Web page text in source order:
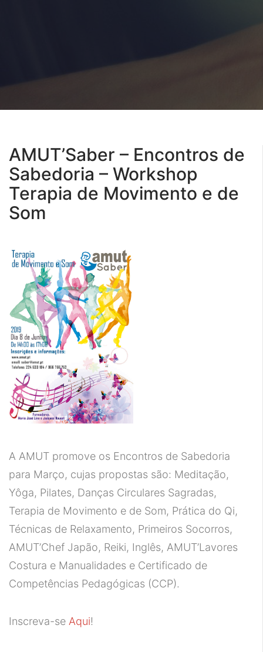
AMUT’Saber – Encontros de
Sabedoria – Workshop
Terapia de Movimento e de
Som
A AMUT promove os Encontros de Sabedoria
para Março, cujas propostas são: Meditação,
Yôga, Pilates, Danças Circulares Sagradas,
Terapia de Movimento e de Som, Prática do Qi,
Técnicas de Relaxamento, Primeiros Socorros,
AMUT’Chef Japão, Reiki, Inglês, AMUT’Lavores
Costura e Manualidades e Certificado de
Competências Pedagógicas (CCP).
Inscreva-se Aqui!